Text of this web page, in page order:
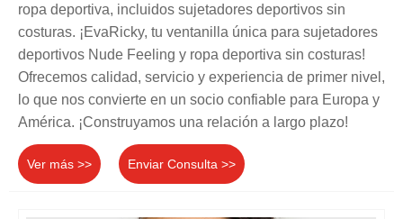
ropa deportiva, incluidos sujetadores deportivos sin
costuras. ¡EvaRicky, tu ventanilla única para sujetadores
deportivos Nude Feeling y ropa deportiva sin costuras!
Ofrecemos calidad, servicio y experiencia de primer nivel,
lo que nos convierte en un socio confiable para Europa y
América. ¡Construyamos una relación a largo plazo!
Ver más >> Enviar Consulta >>